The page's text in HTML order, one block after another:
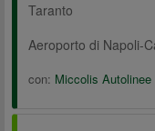
Taranto
Aeroporto di Napoli-
con: Miccolis Autolinee